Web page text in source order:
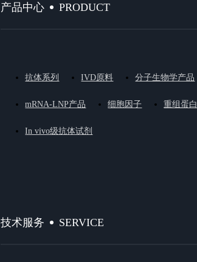
产品中心 PRODUCT
抗体系列 IVD原料 分子生物学产品
mRNA-LNP产品 细胞因子 重组蛋白
In vivo级抗体试剂
技术服务 SERVICE